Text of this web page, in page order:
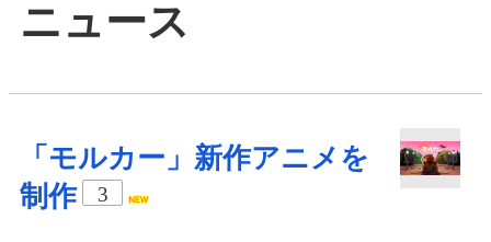
ニュース
「モルカー」新作アニメを
制作
3